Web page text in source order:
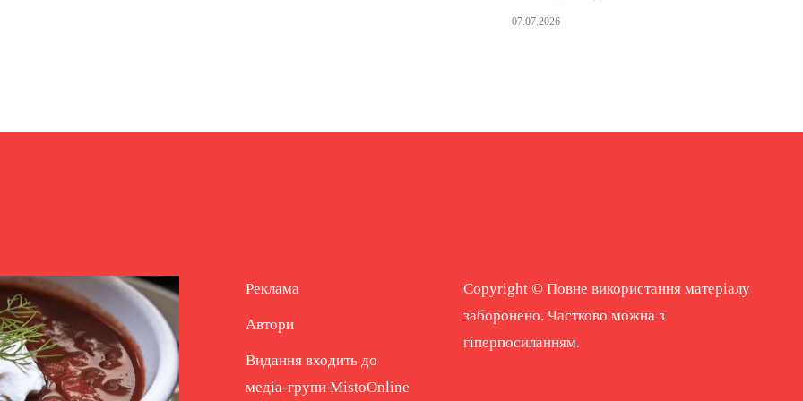
07.07.2026
Реклама
Автори
Видання входить до
медіа-групи MistoOnline
Copyright © Повне використання матеріалу
заборонено. Частково можна з
гіперпосиланням.